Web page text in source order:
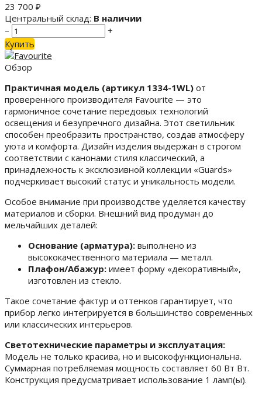
23 700 ₽
Центральный склад: В наличии
–
+
Купить
Обзор
Практичная модель (артикул 1334-1WL) от
проверенного производителя Favourite — это
гармоничное сочетание передовых технологий
освещения и безупречного дизайна. Этот светильник
способен преобразить пространство, создав атмосферу
уюта и комфорта. Дизайн изделия выдержан в строгом
соответствии с канонами стиля классический, а
принадлежность к эксклюзивной коллекции «Guards»
подчеркивает высокий статус и уникальность модели.
Особое внимание при производстве уделяется качеству
материалов и сборки. Внешний вид продуман до
мельчайших деталей:
Основание (арматура): выполнено из
высококачественного материала — металл.
Плафон/Абажур: имеет форму «декоративный»,
изготовлен из стекло.
Такое сочетание фактур и оттенков гарантирует, что
прибор легко интегрируется в большинство современных
или классических интерьеров.
Светотехнические параметры и эксплуатация:
Модель не только красива, но и высокофункциональна.
Суммарная потребляемая мощность составляет 60 Вт Вт.
Конструкция предусматривает использование 1 ламп(ы).